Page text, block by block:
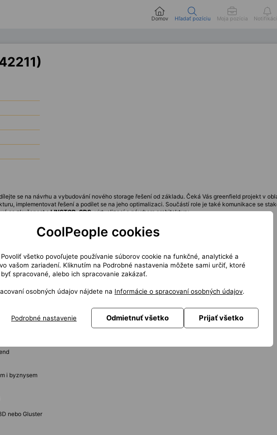
Domov Hľadať pozíciu Moja pozícia
se na návrhu a vybudování nového storage řešení od základu. Čeká Vás greenfield projekt v
implementovat řešení a podílet se na jeho optimalizaci. Součástí role je také komunikace se
se zkušenost sLINSTOR, SDS,virtualizací a návrhem architektury.
hardware a software-defined storage (LINSTOR)
včetně nastavení LINSTOR
návrh best practices řešení
vedení
do produkce
storage, cloud a virtualizace
storage nodes)
i byznysem
nebo Gluster
CoolPeople cookies
všetko povoľujete používanie súborov cookie na funkčné, analytické a
vašom zariadení. Kliknutím na Podrobné nastavenia môžete sami určiť, ktoré
spracované, alebo ich spracovanie zakázať.
osobných údajov nájdete na Informácie o spracovaní osobných údajov.
Podrobné nastavenie Odmietnuť všetko Prijať všetko